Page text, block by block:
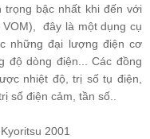
bậc nhất khi đến với
đây là một dụng cụ
những đại lượng điện cơ
độ dòng điện... Các đồng
nhiệt độ, trị số tụ điện,
số điện cảm, tần số..
2001